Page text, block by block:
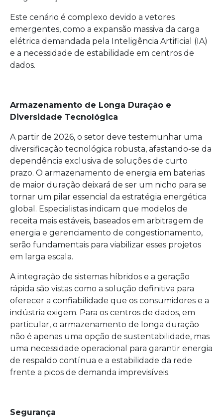
Este cenário é complexo devido a vetores
emergentes, como a expansão massiva da carga
elétrica demandada pela Inteligência Artificial (IA)
e a necessidade de estabilidade em centros de
dados.
Armazenamento de Longa Duração e
Diversidade Tecnológica
A partir de 2026, o setor deve testemunhar uma
diversificação tecnológica robusta, afastando-se da
dependência exclusiva de soluções de curto
prazo. O armazenamento de energia em baterias
de maior duração deixará de ser um nicho para se
tornar um pilar essencial da estratégia energética
global. Especialistas indicam que modelos de
receita mais estáveis, baseados em arbitragem de
energia e gerenciamento de congestionamento,
serão fundamentais para viabilizar esses projetos
em larga escala.
A integração de sistemas híbridos e a geração
rápida são vistas como a solução definitiva para
oferecer a confiabilidade que os consumidores e a
indústria exigem. Para os centros de dados, em
particular, o armazenamento de longa duração
não é apenas uma opção de sustentabilidade, mas
uma necessidade operacional para garantir energia
de respaldo contínua e a estabilidade da rede
frente a picos de demanda imprevisíveis.
Segurança